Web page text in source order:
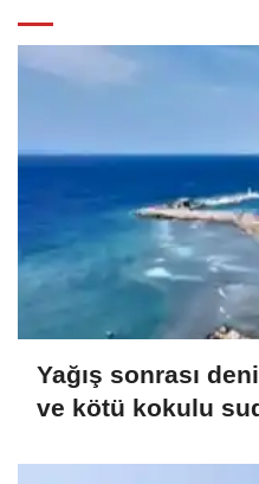
Yağış sonrası
ve kötü kokulu